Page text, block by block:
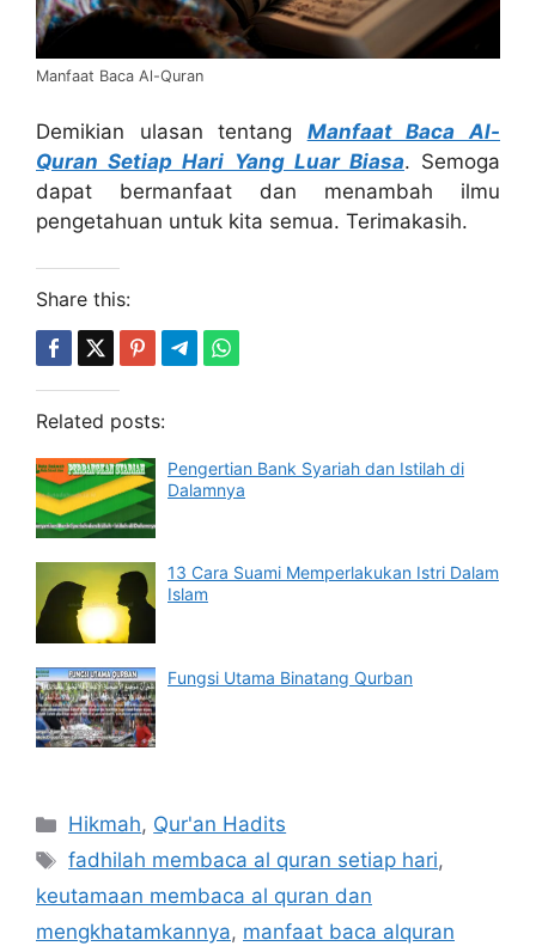
Manfaat Baca Al-Quran
Demikian ulasan tentang Manfaat Baca Al-
Quran Setiap Hari Yang Luar Biasa. Semoga
dapat bermanfaat dan menambah ilmu
pengetahuan untuk kita semua. Terimakasih.
Share this:
Related posts:
Pengertian Bank Syariah dan Istilah di
Dalamnya
13 Cara Suami Memperlakukan Istri Dalam
Islam
Fungsi Utama Binatang Qurban
Categories
Hikmah, Qur'an Hadits
Tags
fadhilah membaca al quran setiap hari,
keutamaan membaca al quran dan
mengkhatamkannya, manfaat baca alquran